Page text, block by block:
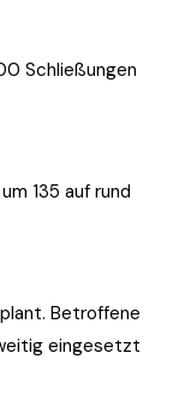
Schließungen
135 auf rund
Betroffene
eingesetzt